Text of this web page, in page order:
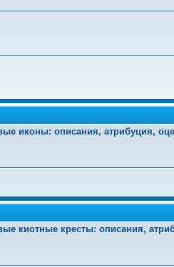
иконы: описания, атрибуция,
киотные кресты: описания,